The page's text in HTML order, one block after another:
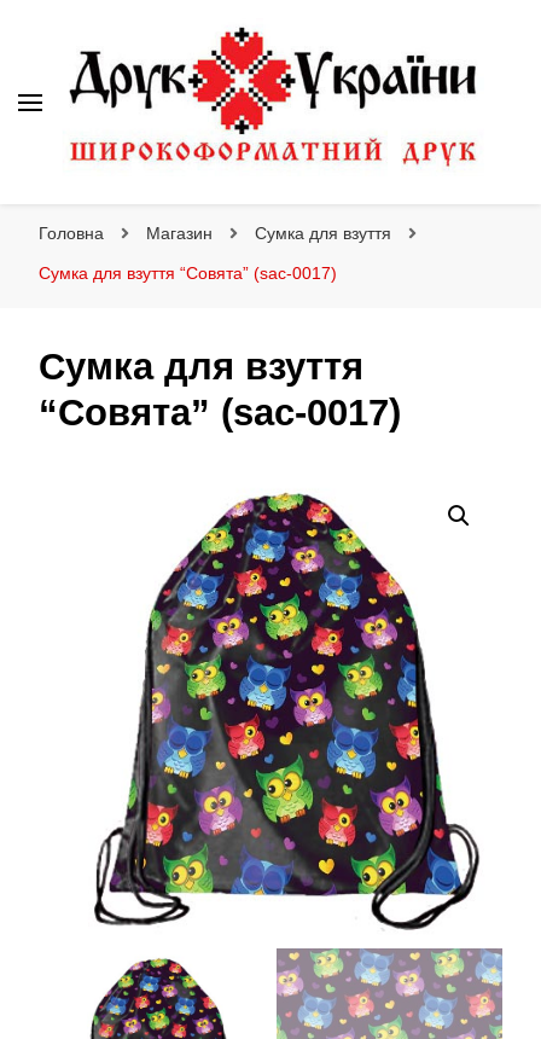
Головна Магазин Сумка для взуття
Сумка для взуття “Совята” (sac-0017)
Сумка для взуття
“Совята” (sac-0017)